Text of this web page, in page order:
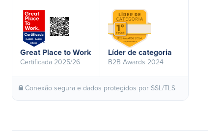
Great Place to Work
Certificada 2025/26
Líder de categoria
B2B Awards 2024
Conexão segura e dados protegidos por SSL/TLS